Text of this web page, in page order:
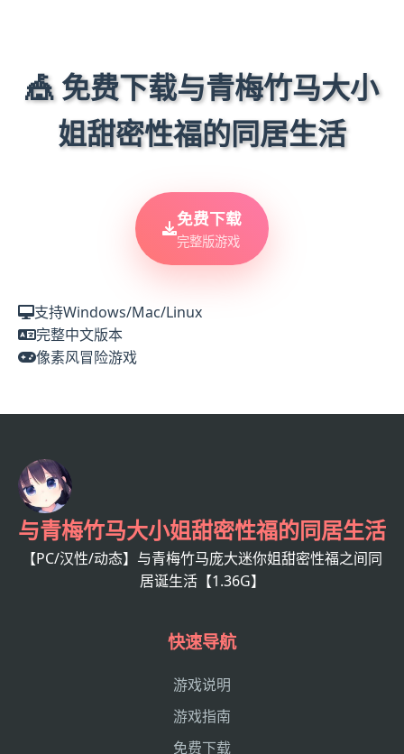
🎪 免费下载与青梅竹马大小
姐甜密性福的同居生活
免费下载
完整版游戏
支持Windows/Mac/Linux
完整中文版本
像素风冒险游戏
与青梅竹马大小姐甜密性福的同居生活
【PC/汉性/动态】与青梅竹马庞大迷你姐甜密性福之间同
居诞生活【1.36G】
快速导航
游戏说明
游戏指南
免费下载